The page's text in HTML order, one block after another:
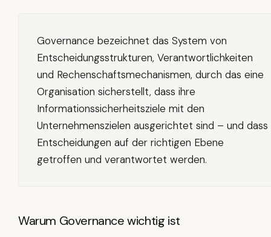
Governance bezeichnet das System von
Entscheidungsstrukturen, Verantwortlichkeiten
und Rechenschaftsmechanismen, durch das eine
Organisation sicherstellt, dass ihre
Informationssicherheitsziele mit den
Unternehmenszielen ausgerichtet sind – und dass
Entscheidungen auf der richtigen Ebene
getroffen und verantwortet werden.
Warum Governance wichtig ist